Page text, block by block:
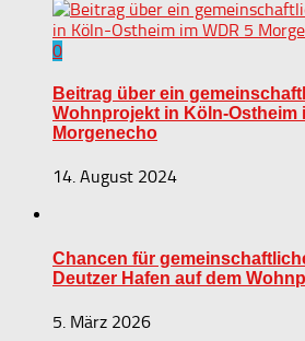
0
Beitrag über ein
Wohnprojekt in Köln-Ostheim
Morgenecho
14. August 2024
Chancen für
Deutzer Hafen auf dem
5. März 2026